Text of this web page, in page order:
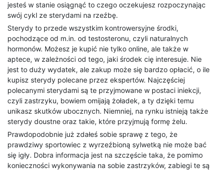
jesteś w stanie osiągnąć to czego oczekujesz rozpoczynając
swój cykl ze sterydami na rzeźbę.
Sterydy to przede wszystkim kontrowersyjne środki,
pochodzące od m.in. od testosteronu, czyli naturalnych
hormonów. Możesz je kupić nie tylko online, ale także w
aptece, w zależności od tego, jaki środek cię interesuje. Nie
jest to duży wydatek, ale zakup może się bardzo opłacić, o ile
kupisz sterydy polecane przez ekspertów. Najczęściej
polecanymi sterydami są te przyjmowane w postaci iniekcji,
czyli zastrzyku, bowiem omijają żoładek, a ty dzięki temu
unikasz skutków ubocznych. Niemniej, na rynku istnieją także
sterydy doustne oraz takie, które przyjmują formę żelu.
Prawdopodobnie już zdałeś sobie sprawę z tego, że
prawdziwy sportowiec z wyrzeźbioną sylwetką nie może bać
się igły. Dobra informacja jest na szczęście taka, że pomimo
konieczności wykonywania na sobie zastrzyków, zabiegi te są